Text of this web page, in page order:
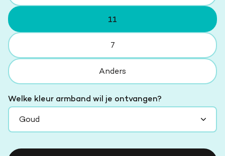
11
7
Anders
Welke kleur armband wil je ontvangen?